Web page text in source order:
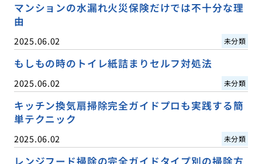
マンションの水漏れ火災保険だけでは不十分な理
由
2025.06.02 未分類
もしもの時のトイレ紙詰まりセルフ対処法
2025.06.02 未分類
キッチン換気扇掃除完全ガイドプロも実践する簡
単テクニック
2025.06.02 未分類
レンジフード掃除の完全ガイドタイプ別の掃除方